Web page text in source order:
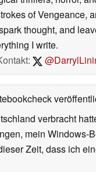
of Vengeance,
thought, and
I write.
verbracht
mein
Zeit, dass ich